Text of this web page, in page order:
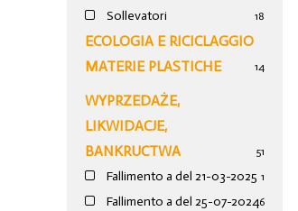
Sollevatori 18
ECOLOGIA E RICICLAGGIO
MATERIE PLASTICHE
14
WYPRZEDAŻE,
LIKWIDACJE,
BANKRUCTWA
51
Fallimento a del 21-03-2025 1
Fallimento a del 25-07-20246